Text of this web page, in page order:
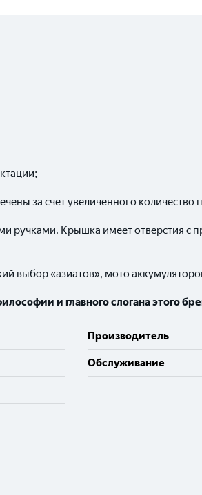
за счет увеличенного количество
Крышка имеет отверстия с
выбор «азиатов», мото
и главного слогана этого
Производитель
Обслуживание